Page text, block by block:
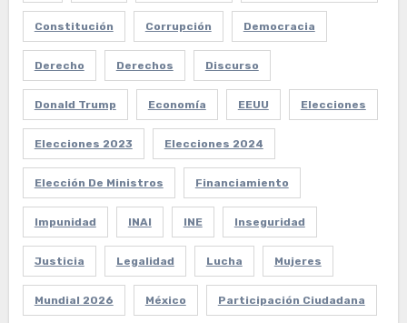
Constitución Corrupción Democracia
Derecho Derechos Discurso
Donald Trump Economía EEUU Elecciones
Elecciones 2023 Elecciones 2024
Elección De Ministros Financiamiento
Impunidad INAI INE Inseguridad
Justicia Legalidad Lucha Mujeres
Mundial 2026 México Participación Ciudadana